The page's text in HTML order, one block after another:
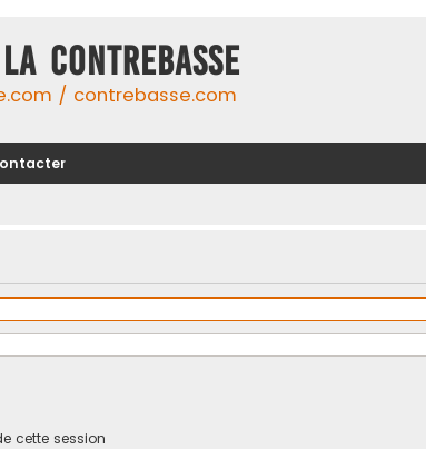
CONTREBASSE
/ contrebasse.com
cette session